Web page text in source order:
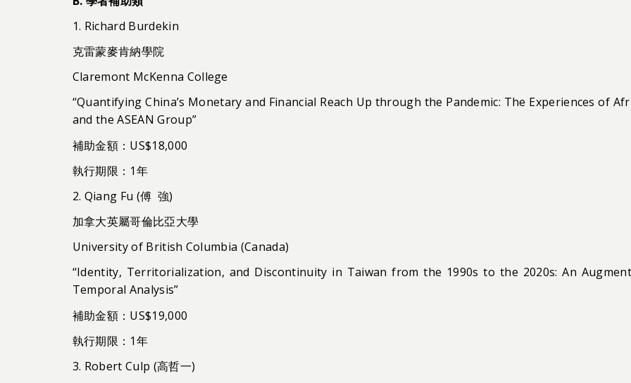
1. Richard Burdekin
克雷蒙麥肯納學院
Claremont McKenna College
“Quantifying China’s Monetary and Financial Reach Up through the Pandemic: The Experiences of
and the ASEAN Group”
補助金額：US$18,000
執行期限：1年
2. Qiang Fu (傅 強)
加拿大英屬哥倫比亞大學
University of British Columbia (Canada)
“Identity, Territorialization, and Discontinuity in Taiwan from the 1990s to the 2020s: An
Temporal Analysis”
補助金額：US$19,000
執行期限：1年
3. Robert Culp (高哲一)